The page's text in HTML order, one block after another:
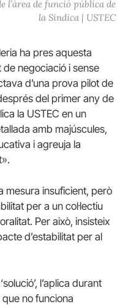
l’àrea de funció pública de
la Síndica | USTEC
ha pres aquesta
negociació i sense
d’una prova pilot de
del primer any de
la USTEC en un
amb majúscules,
i agreuja la
mesura insuficient, però
per a un col·lectiu
Per això, insisteix
d’estabilitat per al
l’aplica durant
no funciona